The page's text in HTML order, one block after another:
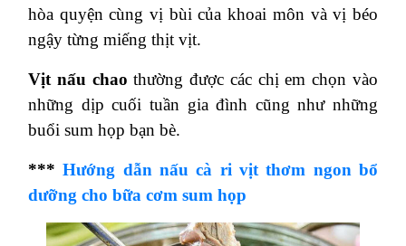
hòa quyện cùng vị bùi của khoai môn và vị béo
ngậy từng miếng thịt vịt.
Vịt nấu chao thường được các chị em chọn vào
những dịp cuối tuần gia đình cũng như những
buổi sum họp bạn bè.
*** Hướng dẫn nấu cà ri vịt thơm ngon bổ
dưỡng cho bữa cơm sum họp